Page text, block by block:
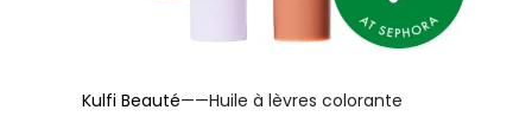
Kulfi Beauté——Huile à lèvres colorante